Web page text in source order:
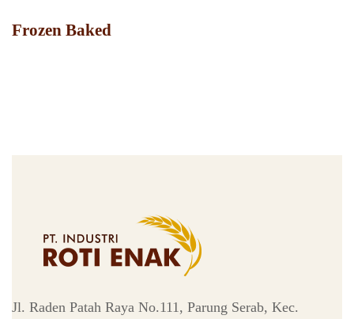
Frozen Baked
Jl. Raden Patah Raya No.111, Parung Serab, Kec.